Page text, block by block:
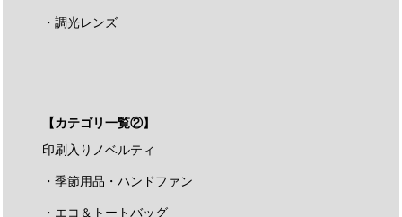
・調光レンズ
【カテゴリ一覧②】
印刷入りノベルティ
・季節用品・ハンドファン
・エコ＆トートバッグ